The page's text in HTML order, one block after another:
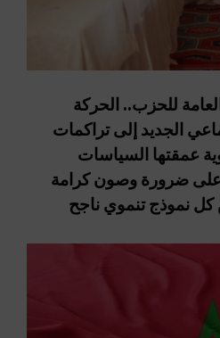
للحزب.. الحركة
الجديد إلى تراكمات
عمقتها السياسات
على ضرورة وصون كرامة
كل نموذج تنموي ناجح